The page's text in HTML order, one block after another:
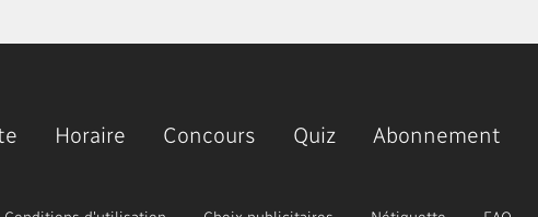
Horaire Concours Quiz Abonnement